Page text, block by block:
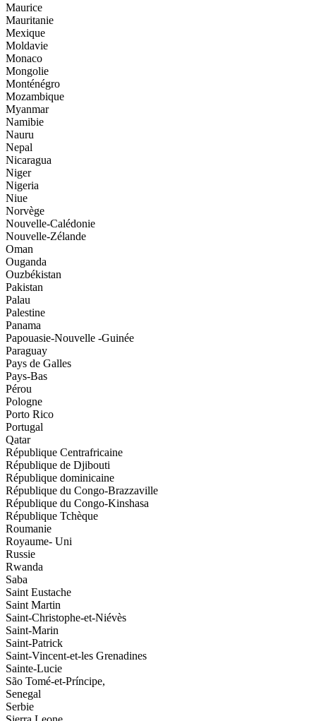
Maurice
Mauritanie
Mexique
Moldavie
Monaco
Mongolie
Monténégro
Mozambique
Myanmar
Namibie
Nauru
Nepal
Nicaragua
Niger
Nigeria
Niue
Norvège
Nouvelle-Calédonie
Nouvelle-Zélande
Oman
Ouganda
Ouzbékistan
Pakistan
Palau
Palestine
Panama
Papouasie-Nouvelle -Guinée
Paraguay
Pays de Galles
Pays-Bas
Pérou
Pologne
Porto Rico
Portugal
Qatar
République Centrafricaine
République de Djibouti
République dominicaine
République du Congo-Brazzaville
République du Congo-Kinshasa
République Tchèque
Roumanie
Royaume- Uni
Russie
Rwanda
Saba
Saint Eustache
Saint Martin
Saint-Christophe-et-Niévès
Saint-Marin
Saint-Patrick
Saint-Vincent-et-les Grenadines
Sainte-Lucie
São Tomé-et-Príncipe,
Senegal
Serbie